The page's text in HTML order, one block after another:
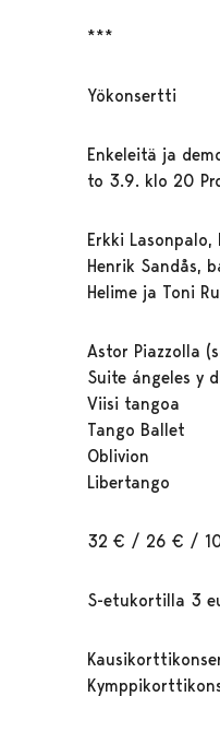
***
Yökonsertti
Enkeleitä ja
to 3.9. klo 20
Erkki
Henrik Sandås,
Helime ja Toni
Astor Piazzolla
Suite ángeles y
Viisi tangoa
Tango Ballet
Oblivion
Libertango
32 € / 26 € /
S-etukortilla 3